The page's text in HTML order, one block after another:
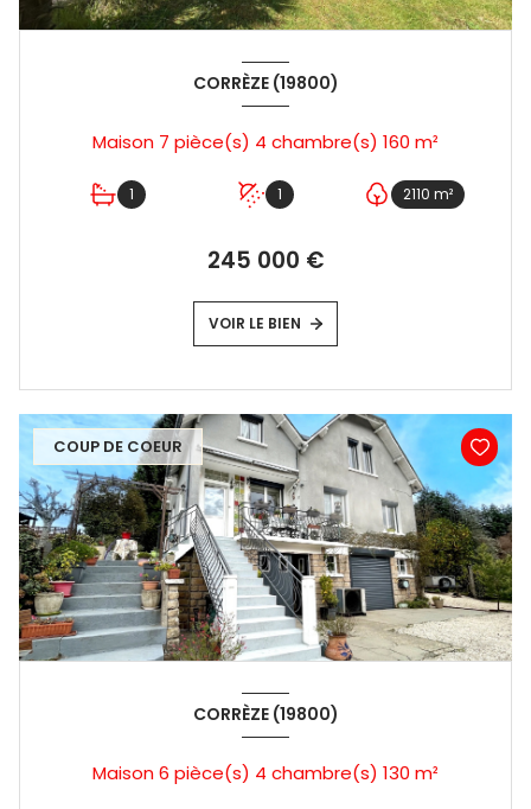
CORRÈZE (19800)
Maison 7 pièce(s) 4 chambre(s) 160 m²
1 1 2110 m²
245 000 €
VOIR LE BIEN
COUP DE COEUR
CORRÈZE (19800)
Maison 6 pièce(s) 4 chambre(s) 130 m²